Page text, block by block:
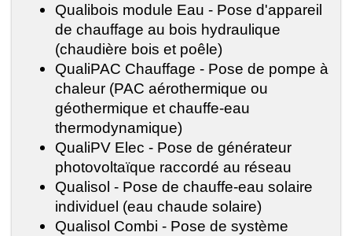
Qualibois module Eau - Pose d'appareil
de chauffage au bois hydraulique
(chaudière bois et poêle)
QualiPAC Chauffage - Pose de pompe à
chaleur (PAC aérothermique ou
géothermique et chauffe-eau
thermodynamique)
QualiPV Elec - Pose de générateur
photovoltaïque raccordé au réseau
Qualisol - Pose de chauffe-eau solaire
individuel (eau chaude solaire)
Qualisol Combi - Pose de système